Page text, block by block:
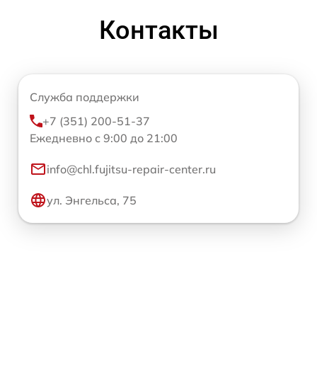
Контакты
Служба поддержки
+7 (351) 200-51-37
Ежедневно с 9:00 до 21:00
info@chl.fujitsu-repair-center.ru
ул. Энгельса, 75